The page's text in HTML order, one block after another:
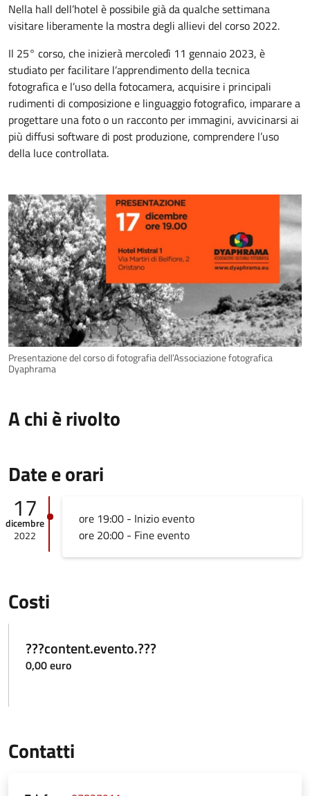
Nella hall dell’hotel è possibile già da qualche settimana
visitare liberamente la mostra degli allievi del corso 2022.
Il 25° corso, che inizierà mercoledì 11 gennaio 2023, è
studiato per facilitare l’apprendimento della tecnica
fotografica e l’uso della fotocamera, acquisire i principali
rudimenti di composizione e linguaggio fotografico, imparare a
progettare una foto o un racconto per immagini, avvicinarsi ai
più diffusi software di post produzione, comprendere l’uso
della luce controllata.
Presentazione del corso di fotografia dell’Associazione fotografica
Dyaphrama
A chi è rivolto
Date e orari
17
dicembre
2022
ore 19:00 - Inizio evento
ore 20:00 - Fine evento
Costi
???content.evento.???
0,00 euro
Contatti